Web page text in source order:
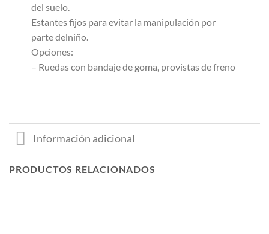
del suelo.
Estantes fijos para evitar la manipulación por
parte delniño.
Opciones:
– Ruedas con bandaje de goma, provistas de freno
Información adicional
PRODUCTOS RELACIONADOS